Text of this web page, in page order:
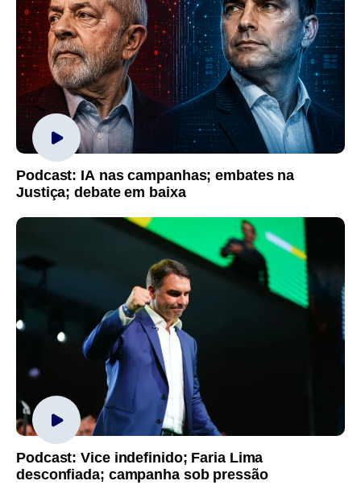
Podcast: IA nas campanhas; embates na
Justiça; debate em baixa
Podcast: Vice indefinido; Faria Lima
desconfiada; campanha sob pressão